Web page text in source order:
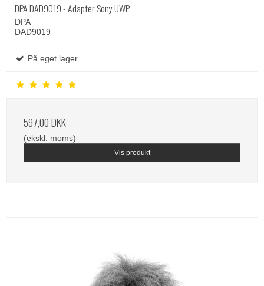
DPA DAD9019 - Adapter Sony UWP
DPA
DAD9019
På eget lager
597,00 DKK
(ekskl. moms)
Vis produkt